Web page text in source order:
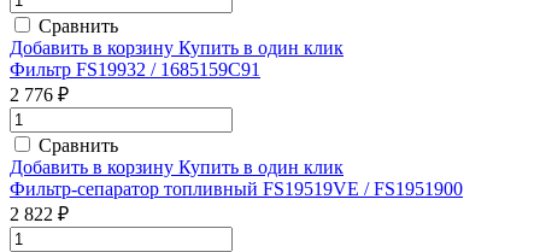
Сравнить
Добавить в корзину Купить в один клик
Фильтр FS19932 / 1685159C91
2 776 ₽
Сравнить
Добавить в корзину Купить в один клик
Фильтр-сепаратор топливный FS19519VE / FS1951900
2 822 ₽